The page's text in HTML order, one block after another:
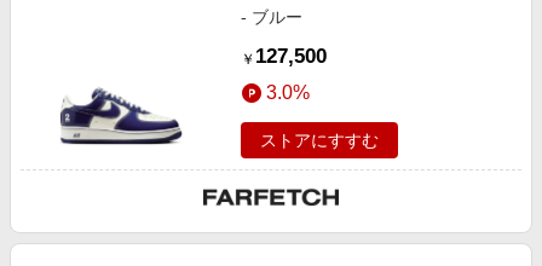
- ブルー
￥ 127,500
3.0%
ストアにすすむ